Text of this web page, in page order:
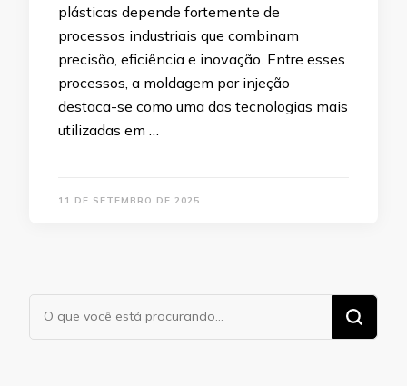
plásticas depende fortemente de
processos industriais que combinam
precisão, eficiência e inovação. Entre esses
processos, a moldagem por injeção
destaca-se como uma das tecnologias mais
utilizadas em …
11 DE SETEMBRO DE 2025
Procurando